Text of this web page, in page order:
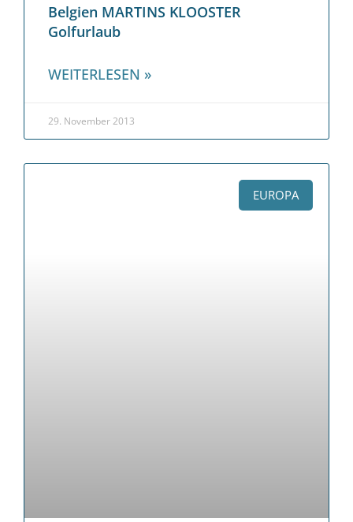
Belgien MARTINS KLOOSTER
Golfurlaub
WEITERLESEN »
29. November 2013
EUROPA